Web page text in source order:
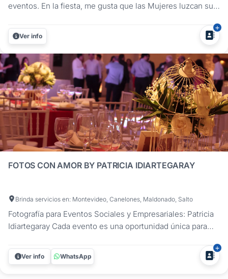
eventos. En la fiesta, me gusta que las Mujeres luzcan sus
fotos en las mesas. Siempre buscamos ofrecer la mejor
calidad, tanto técnica como humana. Para mi, cada fiesta
es...
Ver info
FOTOS CON AMOR BY PATRICIA IDIARTEGARAY
Brinda servicios en: Montevideo, Canelones, Maldonado, Salto
Fotografía para Eventos Sociales y Empresariales: Patricia
Idiartegaray Cada evento es una oportunidad única para
duraderos. Con 13 años de trayectoria en fotografía
profesional, Patricia Idiartegaray ofrece una cobertura
Ver info WhatsApp